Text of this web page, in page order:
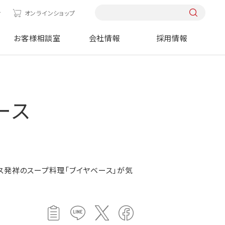
オンラインショップ
お客様相談室 会社情報 採用情報
ス
祥のスープ料理「ブイヤベース」が気